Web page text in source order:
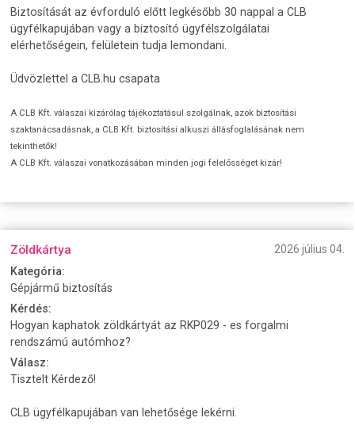
Biztosítását az évforduló előtt legkésőbb 30 nappal a CLB
ügyfélkapujában vagy a biztosító ügyfélszolgálatai
elérhetőségein, felületein tudja lemondani.
Üdvözlettel a CLB.hu csapata
A CLB Kft. válaszai kizárólag tájékoztatásul szolgálnak, azok biztosítási
szaktanácsadásnak, a CLB Kft. biztosítási alkuszi állásfoglalásának nem
tekinthetők!
A CLB Kft. válaszai vonatkozásában minden jogi felelősséget kizár!
Zöldkártya
2026 július 04.
Kategória:
Gépjármű biztosítás
Kérdés:
Hogyan kaphatok zöldkártyát az RKP029 - es forgalmi
rendszámú autómhoz?
Válasz:
Tisztelt Kérdező!
CLB ügyfélkapujában van lehetősége lekérni.